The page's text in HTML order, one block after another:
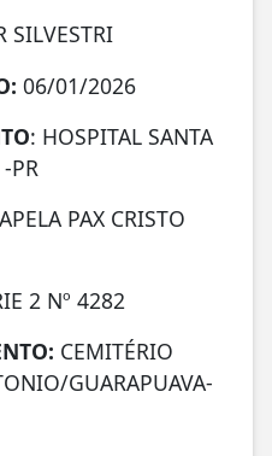
SILVESTRI
06/01/2026
: HOSPITAL SANTA
PR
PAX CRISTO
2 Nº 4282
CEMITÉRIO
GUARAPUAVA-